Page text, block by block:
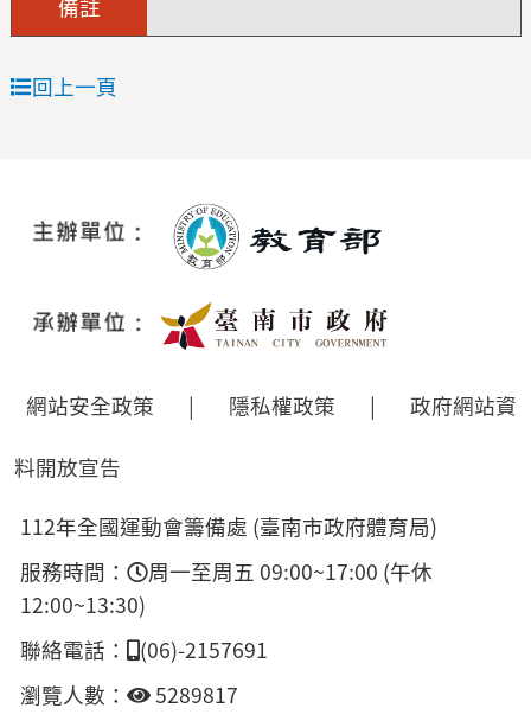
回上一頁
網站安全政策 | 隱私權政策 | 政府網站資
料開放宣告
112年全國運動會籌備處 (臺南市政府體育局)
服務時間：
周一至周五 09:00~17:00 (午休
12:00~13:30)
聯絡電話：
(06)-2157691
瀏覽人數：
5289817